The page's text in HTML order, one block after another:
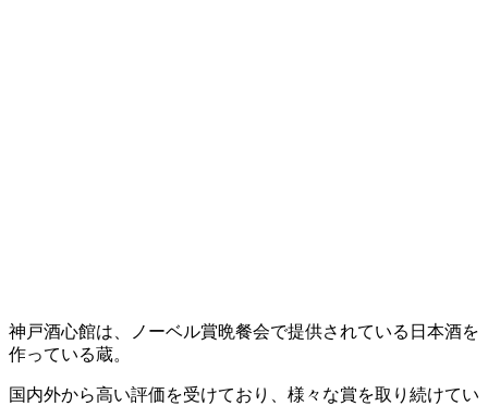
神戸酒心館は、ノーベル賞晩餐会で提供されている日本酒を
作っている蔵。
国内外から高い評価を受けており、様々な賞を取り続けてい